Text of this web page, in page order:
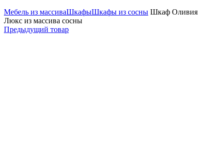
Мебель из массиваШкафыШкафы из сосны Шкаф Оливия
Люкс из массива сосны
Предыдущий товар